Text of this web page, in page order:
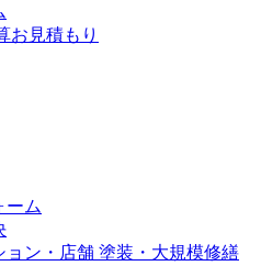
お見積もり
ーム
ョン・店舗 塗装・大規模修繕